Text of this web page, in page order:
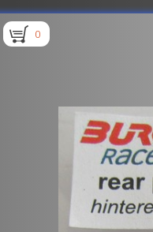
Accueil
Pièces E1.1 /
Pièces E1.3
Pièces E2.1
0